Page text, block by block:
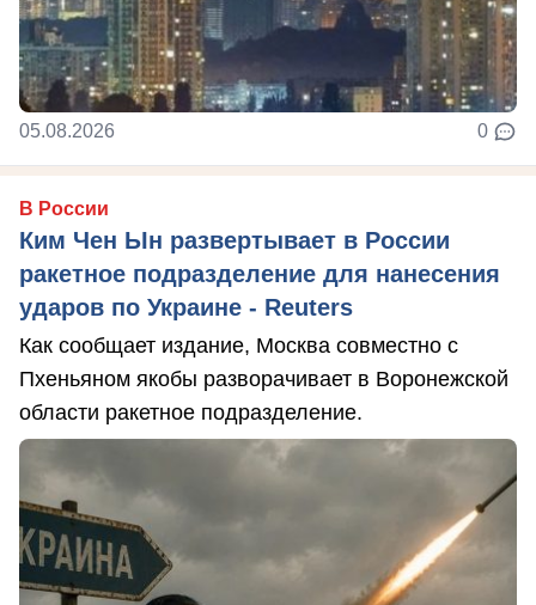
05.08.2026 0
В России
Ким Чен Ын развертывает в России
ракетное подразделение для нанесения
ударов по Украине - Reuters
Как сообщает издание, Москва совместно с
Пхеньяном якобы разворачивает в Воронежской
области ракетное подразделение.